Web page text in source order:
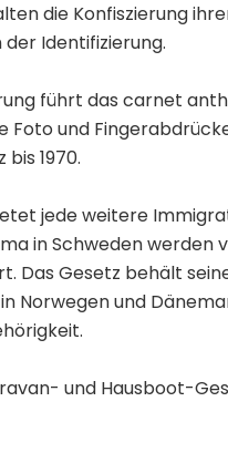
die Konfiszierung
Identifizierung.
führt das carnet
Foto und
1970.
jede weitere
in Schweden
Das Gesetz behält
Norwegen und
und Hausboot-